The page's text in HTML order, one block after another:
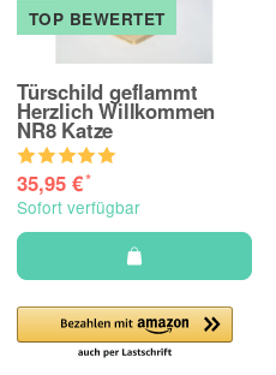
TOP BEWERTET
Türschild geflammt
Herzlich Willkommen
NR8 Katze
35,95 €*
Sofort verfügbar